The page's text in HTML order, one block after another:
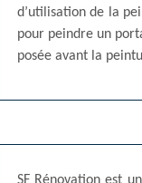
d’utilisation de la
pour peindre un
posée avant la